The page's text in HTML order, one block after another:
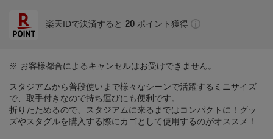
楽天IDで決済すると 20 ポイント獲得
※ お客様都合によるキャンセルはお受けできません。
スタジアムから普段使いまで様々なシーンで活躍するミニサイズ
で、取手付きなので持ち運びにも便利です。
折りたためるので、スタジアムに来るまではコンパクトに！グッ
ズやスタグルを購入する際にカゴとして使用するのがオススメ！